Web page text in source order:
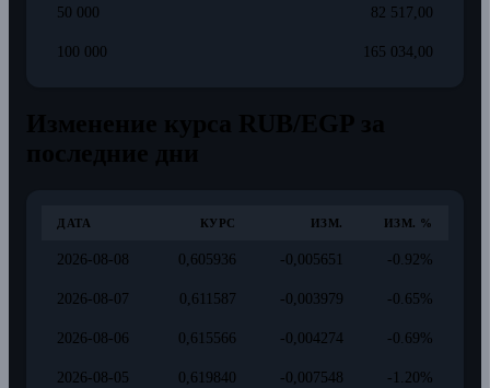
50 000 82 517,00
100 000 165 034,00
ДАТА КУРС ИЗМ. ИЗМ. %
2026-08-08 0,605936 -0,005651 -0.92%
2026-08-07 0,611587 -0,003979 -0.65%
2026-08-06 0,615566 -0,004274 -0.69%
2026-08-05 0,619840 -0,007548 -1.20%